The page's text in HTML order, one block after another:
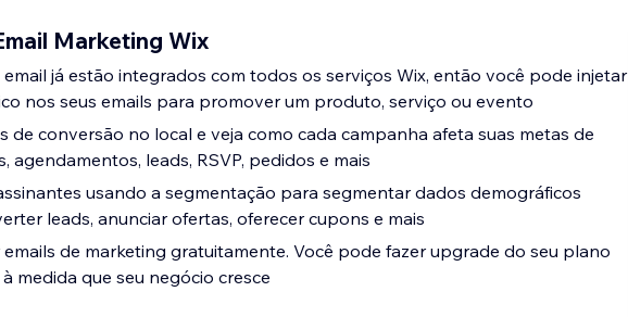
Marketing Wix
já estão integrados com todos os serviços Wix, então você pode injetar
nos seus emails para promover um produto, serviço ou evento
de conversão no local e veja como cada campanha afeta suas metas de
agendamentos, leads, RSVP, pedidos e mais
usando a segmentação para segmentar dados demográficos
leads, anunciar ofertas, oferecer cupons e mais
emails de marketing gratuitamente. Você pode fazer upgrade do seu plano
medida que seu negócio cresce